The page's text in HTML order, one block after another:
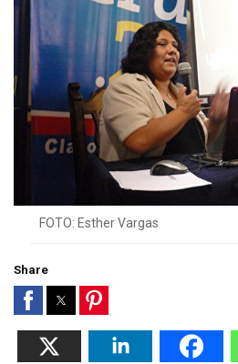
FOTO: Esther Vargas
Share